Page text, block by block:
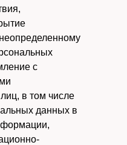
с
в том числе
данных в